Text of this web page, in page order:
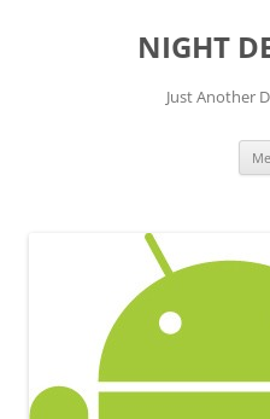
NIGHT
Just Another